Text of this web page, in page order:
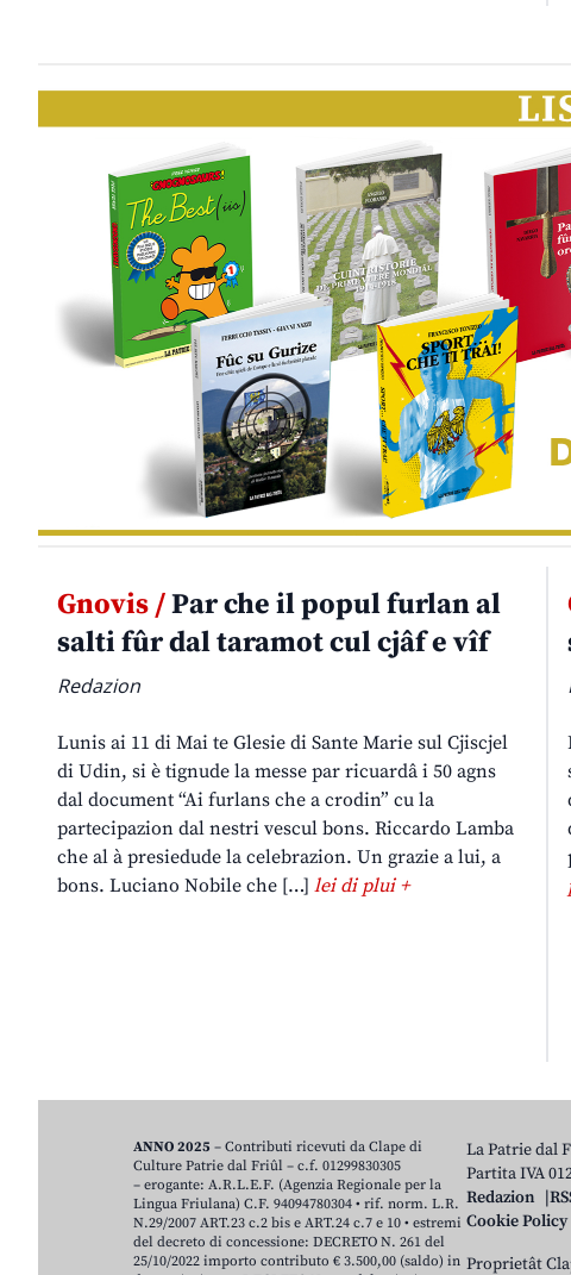
Gnovis /Par che il popul furlan al
salti fûr dal taramot cul cjâf e vîf
Redazion
Lunis ai 11 di Mai te Glesie di Sante Marie sul Cjiscjel
di Udin, si è tignude la messe par ricuardâ i 50 agns
dal document “Ai furlans che a crodin” cu la
partecipazion dal nestri vescul bons. Riccardo Lamba
che al à presiedude la celebrazion. Un grazie a lui, a
bons. Luciano Nobile che […] lei di plui +
La Patrie dal
Partita IVA
Redazion
Cookie Policy
Proprietât
ANNO 2025 – Contributi ricevuti da Clape di
Culture Patrie dal Friûl – c.f. 01299830305
– erogante: A.R.L.E.F. (Agenzia Regionale per la
Lingua Friulana) C.F. 94094780304 • rif. norm. L.R.
N.29/2007 ART.23 c.2 bis e ART.24 c.7 e 10 • estremi
del decreto di concessione: DECRETO N. 261 del
25/10/2022 importo contributo € 3.500,00 (saldo) in